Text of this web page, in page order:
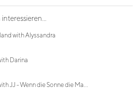
with Alyssandra
Darina
JJ - Wenn die Sonne die Ma...